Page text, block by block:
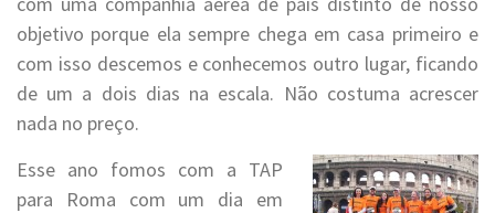
objetivo porque ela sempre chega em casa primeiro e
com isso descemos e conhecemos outro lugar, ficando
de um a dois dias na escala. Não costuma acrescer
nada no preço.
Esse ano fomos com a TAP
para Roma com um dia em